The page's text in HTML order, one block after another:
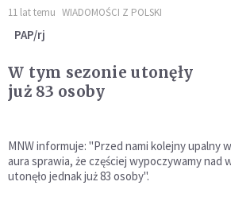
11 lat temu WIADOMOŚCI Z POLSKI
PAP/rj
W tym sezonie utonęły
już 83 osoby
MNW informuje: "Przed nami kolejny upalny
aura sprawia, że częściej wypoczywamy nad
utonęło jednak już 83 osoby".